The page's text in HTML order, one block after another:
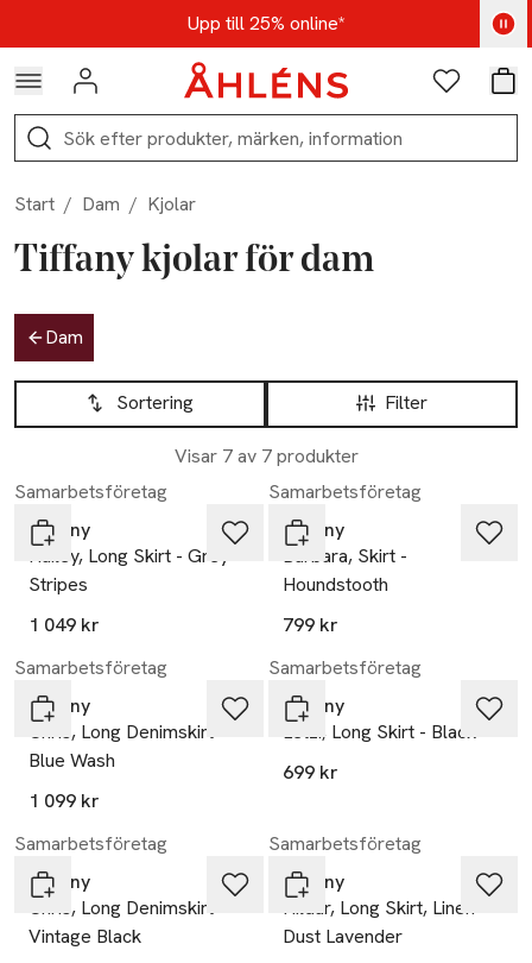
Hoppa till navigationsmenynUpp till 25% online*
Kod: AUG25 - Shoppa nu
Logga in Favoriter
Sök
Start / Dam / Kjolar
Tiffany kjolar för dam
Hoppa till produktsidan
Dam
Hoppa till produktsidan
Filter
Sortering
Visar 7 av 7 produkter
Lista över produkter
Samarbetsföretag
Tiffany
Hailey, Long Skirt - Grey
Stripes
1 049 kr
Samarbetsföretag
Tiffany
Barbara, Skirt -
Houndstooth
799 kr
Samarbetsföretag
Tiffany
Chris, Long Denimskirt -
Blue Wash
1 099 kr
Samarbetsföretag
Tiffany
Letzi, Long Skirt - Black
699 kr
Samarbetsföretag
Tiffany
Chris, Long Denimskirt -
Vintage Black
Samarbetsföretag
Tiffany
Hildur, Long Skirt, Linen -
Dust Lavender